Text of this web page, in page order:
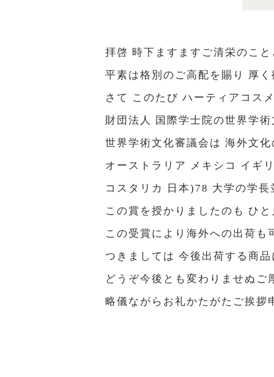
拝啓 時下ますますご清栄のこ
平素は格別のご高配を賜り 厚
さて このたび ハーティアコス
財団法人 国際学士院の世界学
世界学術文化審議会は 海外文
オーストラリア メキシコ イギ
コスタリカ 日本)78 大学の学
この賞を授かりましたのも ひ
この受賞により海外への出荷も
つきましては 今後出荷する商
どうぞ今後とも変わりませぬ
略儀ながらお礼かたがたご挨拶